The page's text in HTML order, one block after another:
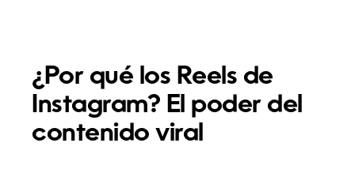
¿Por qué los Reels de
Instagram? El poder del
contenido viral